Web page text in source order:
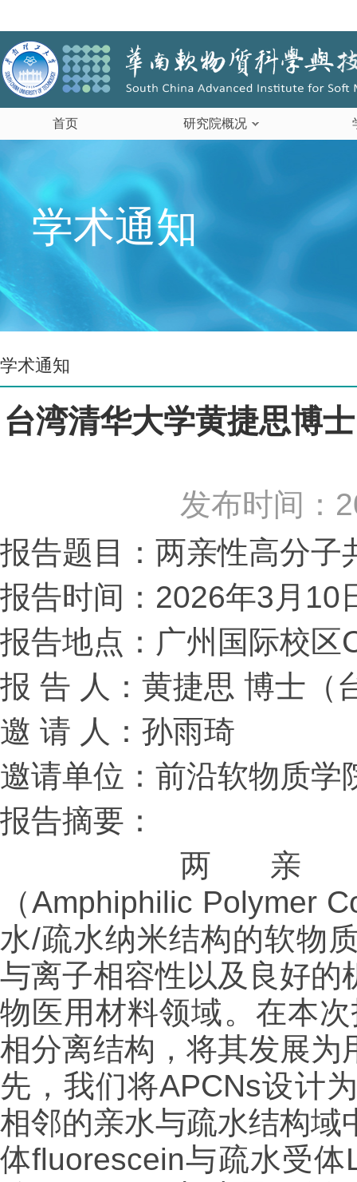
首页 研究院概况
学术通知
学术通知
台湾清华大学黄捷思博
发布时间
报告题目：两亲性高分子
报告时间：2026年3月10
报告地点：广州国际校区
报 告 人：黄捷思 博士（
邀 请 人：孙雨琦
邀请单位：前沿软物质学
报告摘要：
两亲性
（Amphiphilic Polymer
水/疏水纳米结构的软物
与离子相容性以及良好的
物医用材料领域。在本
相分离结构，将其发展为
先，我们将APCNs设计
相邻的亲水与疏水结构域
体fluorescein与疏水受